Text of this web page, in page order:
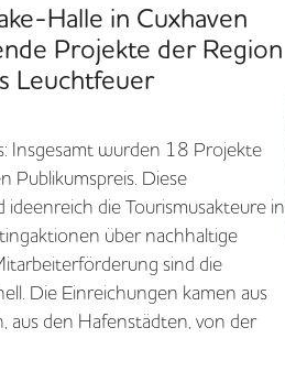
Halle in Cuxhaven
Projekte der Region
Leuchtfeuer
Insgesamt wurden 18 Projekte
Publikumspreis. Diese
die Tourismusakteure in
über nachhaltige
sind die
Die Einreichungen kamen aus
aus den Hafenstädten, von der